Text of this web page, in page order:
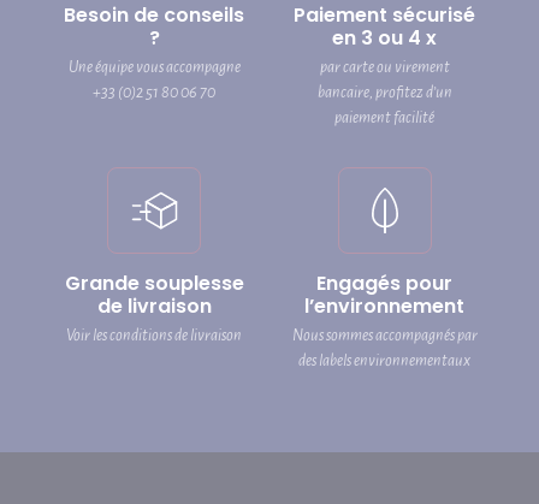
Besoin de conseils
?
Une équipe vous accompagne
+33 (0)2 51 80 06 70
Paiement sécurisé
en 3 ou 4 x
par carte ou virement
bancaire, profitez d’un
paiement facilité
Grande souplesse
de livraison
Voir les conditions de livraison
Engagés pour
l’environnement
Nous sommes accompagnés par
des labels environnementaux